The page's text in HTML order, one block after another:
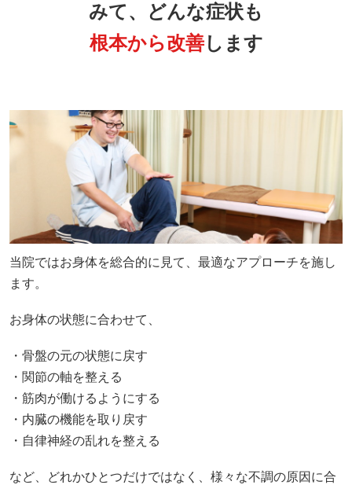
みて、どんな症状も
根本から改善します
当院ではお身体を総合的に見て、最適なアプローチを施し
ます。
お身体の状態に合わせて、
・骨盤の元の状態に戻す
・関節の軸を整える
・筋肉が働けるようにする
・内臓の機能を取り戻す
・自律神経の乱れを整える
など、どれかひとつだけではなく、様々な不調の原因に合